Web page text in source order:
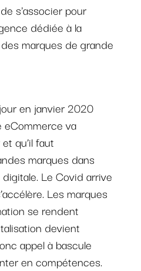
s'associer pour
dédiée à la
marques de grande
en janvier 2020
eCommerce va
qu’il faut
marques dans
Le Covid arrive
Les marques
se rendent
devient
appel à bascule
en compétences.